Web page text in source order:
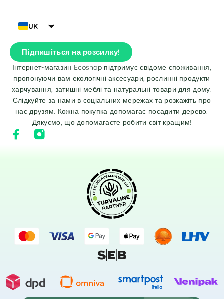
UK
Підпишіться на розсилку!
Інтернет-магазин Ecoshop підтримує свідоме споживання,
пропонуючи вам екологічні аксесуари, рослинні продукти
харчування, затишні меблі та натуральні товари для дому.
Слідкуйте за нами в соціальних мережах та розкажіть про
нас друзям. Кожна покупка допомагає посадити дерево.
Дякуємо, що допомагаєте робити світ кращим!